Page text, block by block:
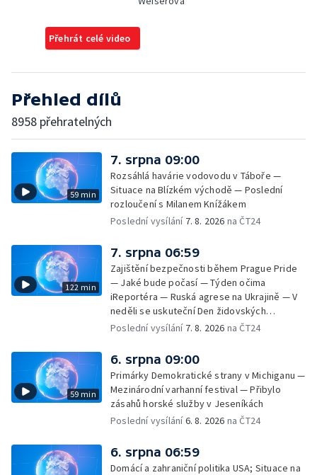
Přehrát celé video
Přehled dílů
8958 přehratelných
59 min
7. srpna 09:00
Rozsáhlá havárie vodovodu v Táboře —
Situace na Blízkém východě — Poslední
rozloučení s Milanem Knížákem
Poslední vysílání 7. 8. 2026 na ČT24
122 min
7. srpna 06:59
Zajištění bezpečnosti během Prague Pride
— Jaké bude počasí — Týden očima
iReportéra — Ruská agrese na Ukrajině — V
neděli se uskuteční Den židovských
památek — Vila Tugendhat slaví 25 let na
atletice 2026 — Výzkum: epidemie digitálních
závislostí je mýtus — Demolice vyhořelé
výškové budovy ve Zlíně
Poslední vysílání 7. 8. 2026 na ČT24
59 min
6. srpna 09:00
Primárky Demokratické strany v Michiganu —
Mezinárodní varhanní festival — Přibylo
zásahů horské služby v Jeseníkách
Poslední vysílání6. 8. 2026 na ČT24
6. srpna 06:59
Domácí a zahraniční politika USA; Situace na